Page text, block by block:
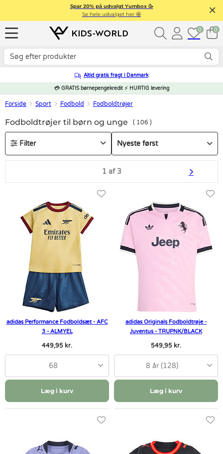
Spar 20% på udvalgt Yumbox 🥳
Se hele udvalget her 🤩
0 0
Altid gratis fragt i Danmark
💳 GRATIS børnepengekredit ⚡ HURTIG levering
Forside Sport Fodbold Fodboldtrøjer
Fodboldtrøjer til børn og unge 106
Filter
1 af 3
adidas Performance Fodboldsæt - AFC
3 - ALMYEL
449,95 kr.
68
Læg i kurv
adidas Originals Fodboldtrøje -
Juventus - TRUPNK/BLACK
549,95 kr.
8 år (128)
Læg i kurv